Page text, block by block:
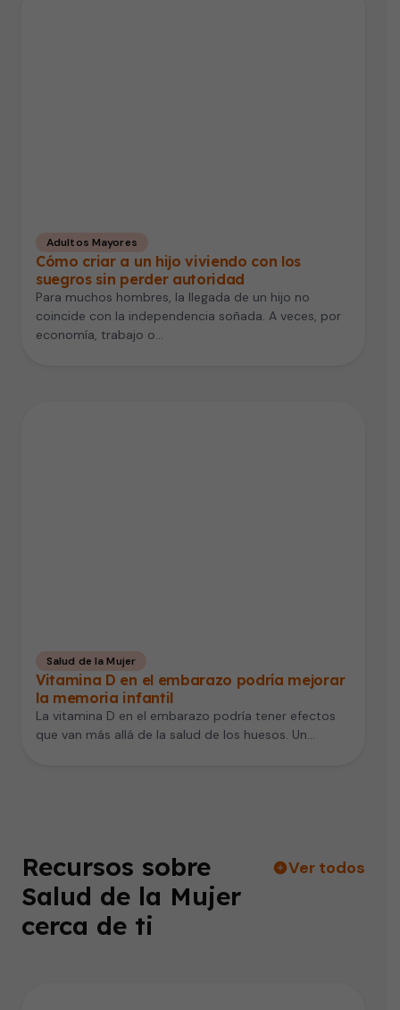
Adultos Mayores
Cómo criar a un hijo viviendo con los
suegros sin perder autoridad
Para muchos hombres, la llegada de un hijo no
coincide con la independencia soñada. A veces, por
economía, trabajo o…
Salud de la Mujer
Vitamina D en el embarazo podría mejorar
la memoria infantil
La vitamina D en el embarazo podría tener efectos
que van más allá de la salud de los huesos. Un…
Recursos sobre
Salud de la Mujer
cerca de ti
Ver todos